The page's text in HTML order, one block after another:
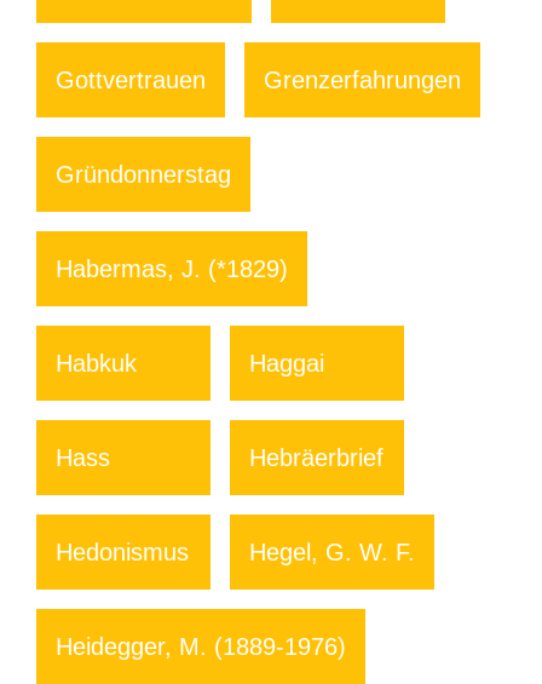
Gottvertrauen Grenzerfahrungen
Gründonnerstag
Habermas, J. (*1829)
Habkuk Haggai
Hass Hebräerbrief
Hedonismus Hegel, G. W. F.
Heidegger, M. (1889-1976)